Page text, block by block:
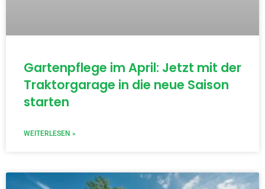
Gartenpflege im April: Jetzt mit der
Traktorgarage in die neue Saison
starten
WEITERLESEN »